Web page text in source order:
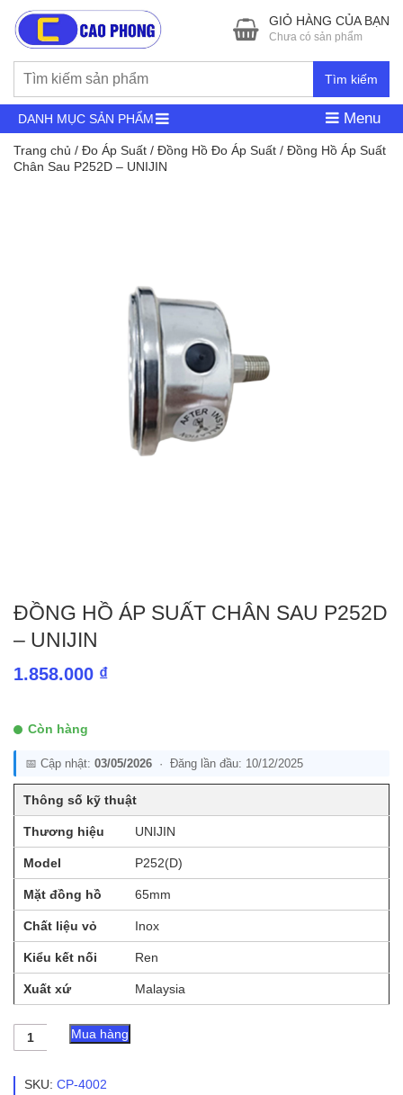
Tìm kiếm
GIỎ HÀNG CỦA BẠN
Chưa có sản phẩm
DANH MỤC SẢN PHẨM Menu
Trang chủ / Đo Áp Suất / Đồng Hồ Đo Áp Suất / Đồng Hồ Áp Suất
Chân Sau P252D – UNIJIN
ĐỒNG HỒ ÁP SUẤT CHÂN SAU P252D
– UNIJIN
1.858.000 ₫
Còn hàng
📅 Cập nhật: 03/05/2026 · Đăng lần đầu: 10/12/2025
Thông số kỹ thuật
Thương hiệu UNIJIN
Model P252(D)
Mặt đồng hồ 65mm
Chất liệu vỏ Inox
Kiểu kết nối Ren
Xuất xứ Malaysia
Đồng
Hồ
Suất
Mua hàng
SKU: CP-4002